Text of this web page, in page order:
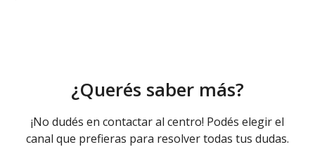
¿Querés saber más?
¡No dudés en contactar al centro! Podés elegir el
canal que prefieras para resolver todas tus dudas.